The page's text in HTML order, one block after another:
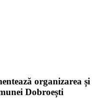
organizarea și
Dobroești